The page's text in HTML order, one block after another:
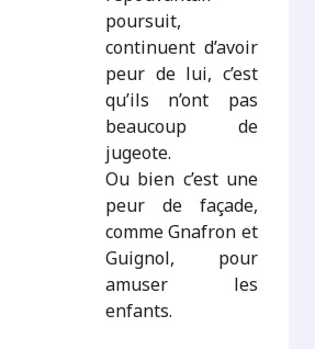
poursuit,
continuent d’avoir
peur de lui, c’est
qu’ils n’ont pas
beaucoup de
jugeote.
Ou bien c’est une
peur de façade,
comme Gnafron et
Guignol, pour
amuser les
enfants.